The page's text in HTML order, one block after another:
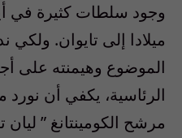
وجود سلطات كثيرة في
ميلادا إلى تايوان.
الرئاسية، يكفي أن نورد
مرشح الكومينتانغ ”